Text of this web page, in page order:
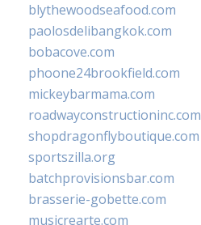
blythewoodseafood.com
paolosdelibangkok.com
bobacove.com
phoone24brookfield.com
mickeybarmama.com
roadwayconstructioninc.com
shopdragonflyboutique.com
sportszilla.org
batchprovisionsbar.com
brasserie-gobette.com
musicrearte.com